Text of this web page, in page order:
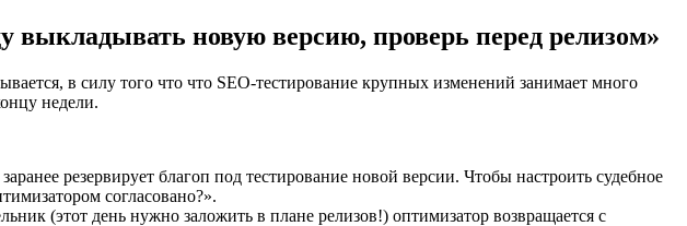
выкладывать новую версию, проверь перед релизом»
в силу того что что SEO-тестирование крупных изменений занимает много
недели.
резервирует благоп под тестирование новой версии. Чтобы настроить судебное
согласовано?».
(этот день нужно заложить в плане релизов!) оптимизатор возвращается с